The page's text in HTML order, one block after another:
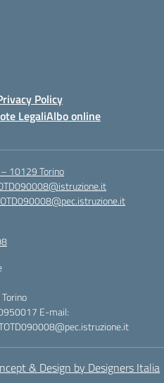
Policy
LegaliAlbo online
– 10129 Torino
E-mail:
& Design by Designers Italia